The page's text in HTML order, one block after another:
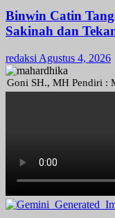
Binwin Catin
Sakinah dan
redaksi Agustus 4, 2026
SH., MH Pendiri :